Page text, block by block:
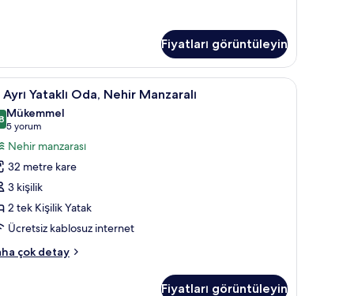
Fiyatları görüntüleyin
çalışma alanı Minibar, odada kasa, masa, dizüstü bilgisayar
9
Ayrı Yataklı Oda, Nehir Manzaralı
/ 10
Mükemmel
5 yorum
(5
yorum)
Nehir manzarası
32 metre kare
3 kişilik
2 tek Kişilik Yatak
Ücretsiz kablosuz internet
çok detay
Fiyatları görüntüleyin